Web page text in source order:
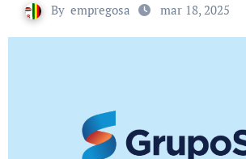
By empregosa mar 18, 2025